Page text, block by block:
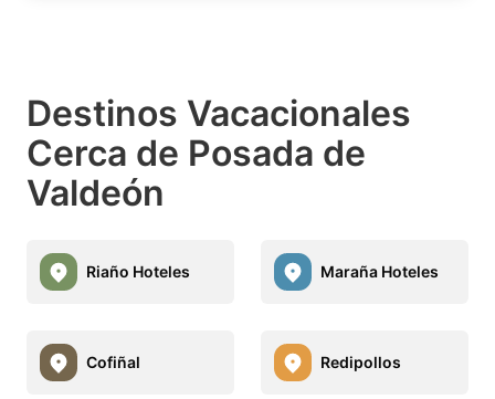
Destinos Vacacionales
Cerca de Posada de
Valdeón
Riaño Hoteles Maraña Hoteles
Cofiñal Redipollos